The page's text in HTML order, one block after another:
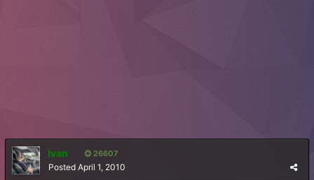
Ivan 26607
Posted April 1, 2010